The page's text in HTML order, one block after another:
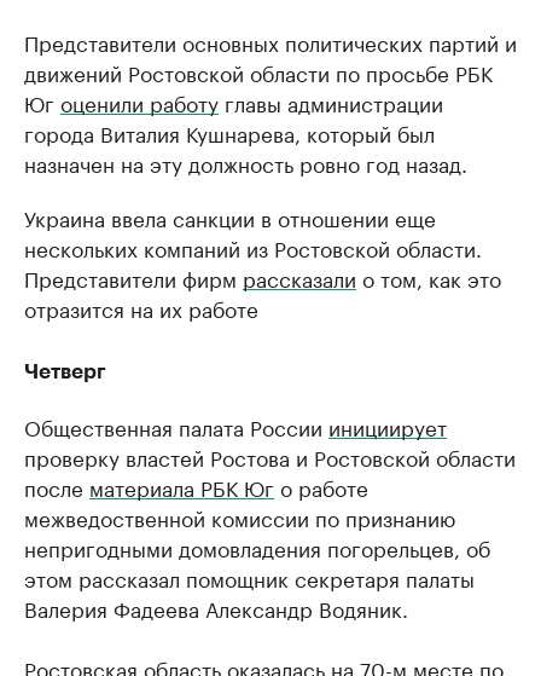
Представители основных политических партий и
движений Ростовской области по просьбе РБК
Юг оценили работу главы администрации
города Виталия Кушнарева, который был
назначен на эту должность ровно год назад.
Украина ввела санкции в отношении еще
нескольких компаний из Ростовской области.
Представители фирм рассказали о том, как это
отразится на их работе
Четверг
Общественная палата России инициирует
проверку властей Ростова и Ростовской области
после материала РБК Юг о работе
межведоственной комиссии по признанию
непригодными домовладения погорельцев, об
этом рассказал помощник секретаря палаты
Валерия Фадеева Александр Водяник.
Ростовская областьоказалась на 70-м месте по